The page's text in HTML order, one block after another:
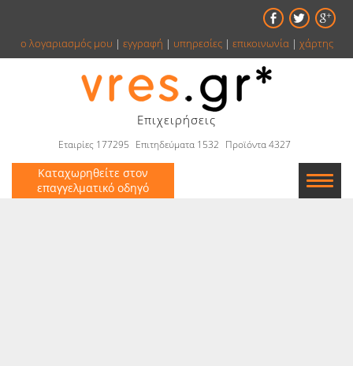
ο λογαριασμός μου | εγγραφή | υπηρεσίες| επικοινωνία| χάρτης
Επιχειρήσεις
Εταιρίες 177295 Επιτηδεύματα 1532 Προϊόντα 4327
Καταχωρηθείτε στον
επαγγελματικό οδηγό